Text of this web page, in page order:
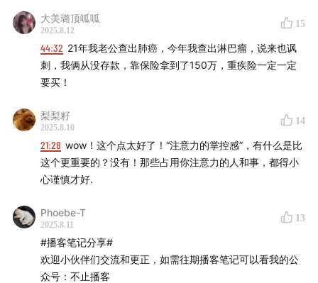
利率的调整，可以成为一个契机，让我们重新审视自己有
没有保险需求，已有的保障是否充足，还有没有需要补充
的地方。
如果你不确定该从哪开始，可以点击蓝字🙋
预约顾问老
让专业的人陪你一起聊聊，帮你梳理需求、解答疑
问，满足你个性化的需求。不管是定制家庭保障方案、了
解产品条款，还是在投保过程中需要协助，都可以安心交
给他们。长期接触下来，我们能感受到顾问老师
靠谱，沟通也非常轻松，不会强推产品。
所以，预约时不
需要有心理负担。当然，要是了解下来明确有需要，那也
不妨早点配置当下更为划算的产品。预约后，顾问老师会
投保重疾险的保额。
在考虑现在和未来需求的时候，考虑的不是怎么让自己的利
益最大化，而是怎么让自己的痛苦比较小。考虑几种最差的
情况都出现的时候，自己不要太难受。
1）是否认可保险这种金融工具？
2）险种是否配齐？
你家的经济支柱配保险了吗？
3）保额是否足够？
如果不够考虑是否加保？
要买。
预算是硬约束，要考虑你的保费花销不会影响你的日常生
活。
4）我买储蓄险究竟想用来干嘛？
大美璐顶呱呱
2025.8.12
15
44:32 21年我老公查出肺癌，今年我查出淋巴瘤，说来也讽
刺，我俩从没存款，靠保险拿到了150万，重疾险一定一定
要买！
梨梨籽
2025.8.10
14
21:28 wow！这个点太好了！“注意力的掌控感”，有什么是比
这个更重要的？没有！那些占用你注意力的人和事，都得小
心谨慎才好.
Phoebe-T
2025.8.11
13
#播客笔记分享#
欢迎小伙伴们交流和更正，如需往期播客笔记可以看我的公
众号：不止播客